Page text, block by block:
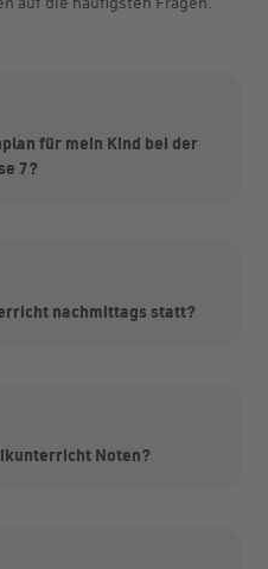
auf die häufigsten Fragen.
für mein Kind bei der
7?
haben zusätzlich am
nachmittags statt?
am Nachmittag
ist.
Noten?